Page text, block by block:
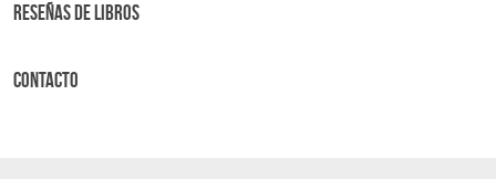
Reseñas de libros
Contacto